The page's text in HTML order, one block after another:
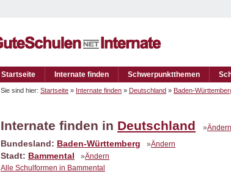
Startseite Internate finden Schwerpunktthemen
Sie sind hier: Startseite » Internate finden » Deutschland » Baden-
Internate finden in Deutschland »Ändern
Bundesland: Baden-Württemberg »Ändern
Stadt: Bammental »Ändern
Alle Schulformen in Bammental